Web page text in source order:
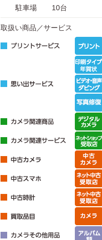
駐車場 10台
取扱い商品／サービス